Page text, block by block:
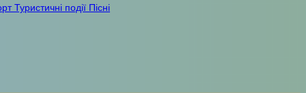
Туристичні події Пісні